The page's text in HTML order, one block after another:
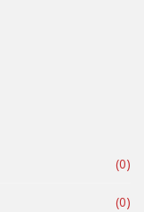
(0)
(0)